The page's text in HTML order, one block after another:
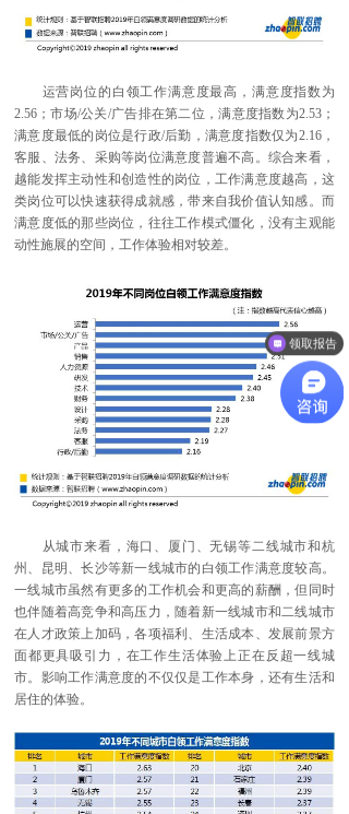
运营岗位的白领工作满意度最高，满意度指数为
2.56；市场/公关/广告排在第二位，满意度指数为2.53；
满意度最低的岗位是行政/后勤，满意度指数仅为2.16，
客服、法务、采购等岗位满意度普遍不高。综合来看，
越能发挥主动性和创造性的岗位，工作满意度越高，这
类岗位可以快速获得成就感，带来自我价值认知感。而
满意度低的那些岗位，往往工作模式僵化，没有主观能
动性施展的空间，工作体验相对较差。
从城市来看，海口、厦门、无锡等二线城市和杭
州、昆明、长沙等新一线城市的白领工作满意度较高。
一线城市虽然有更多的工作机会和更高的薪酬，但同时
也伴随着高竞争和高压力，随着新一线城市和二线城市
在人才政策上加码，各项福利、生活成本、发展前景方
面都更具吸引力，在工作生活体验上正在反超一线城
市。影响工作满意度的不仅仅是工作本身，还有生活和
居住的体验。
领取报告